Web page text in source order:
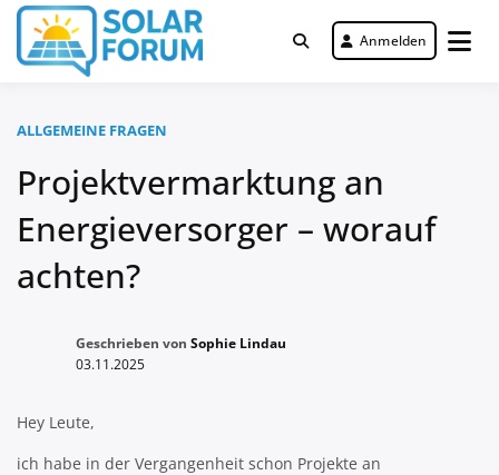
Zum
Inhalt
springen
Solar Forum
Deutschlandweit Nr. 1 Forum für
gewerbliche Solar Investments
Anmelden
ALLGEMEINE FRAGEN
Projektvermarktung an
Energieversorger – worauf
achten?
Geschrieben von Sophie Lindau
03.11.2025
Hey Leute,
ich habe in der Vergangenheit schon Projekte an